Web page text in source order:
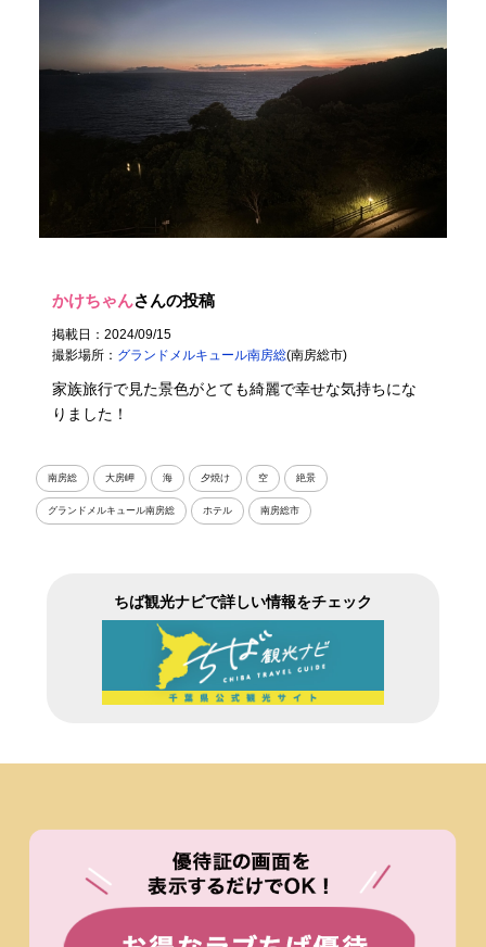
かけちゃんさんの投稿
掲載日：2024/09/15
撮影場所： グランドメルキュール南房総(南房総市)
家族旅行で見た景色がとても綺麗で幸せな気持ちにな
りました！
南房総 大房岬 海 夕焼け 空 絶景
グランドメルキュール南房総 ホテル 南房総市
ちば観光ナビで詳しい情報をチェック